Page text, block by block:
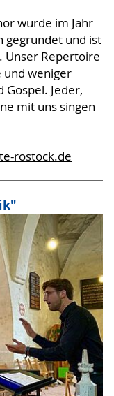
wurde im Jahr
gegründet und ist
Unser Repertoire
und weniger
Gospel. Jeder,
mit uns singen
rostock.de